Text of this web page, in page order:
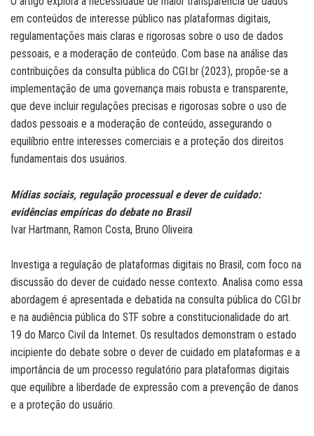
em conteúdos de interesse público nas plataformas digitais,
regulamentações mais claras e rigorosas sobre o uso de dados
pessoais, e a moderação de conteúdo. Com base na análise das
contribuições da consulta pública do CGI.br (2023), propõe-se a
implementação de uma governança mais robusta e transparente,
que deve incluir regulações precisas e rigorosas sobre o uso de
dados pessoais e a moderação de conteúdo, assegurando o
equilíbrio entre interesses comerciais e a proteção dos direitos
fundamentais dos usuários.
Mídias sociais, regulação processual e dever de cuidado:
evidências empíricas do debate no Brasil
Ivar Hartmann, Ramon Costa, Bruno Oliveira
Investiga a regulação de plataformas digitais no Brasil, com foco na
discussão do dever de cuidado nesse contexto. Analisa como essa
abordagem é apresentada e debatida na consulta pública do CGI.br
e na audiência pública do STF sobre a constitucionalidade do art.
19 do Marco Civil da Internet. Os resultados demonstram o estado
incipiente do debate sobre o dever de cuidado em plataformas e a
importância de um processo regulatório para plataformas digitais
que equilibre a liberdade de expressão com a prevenção de danos
e a proteção do usuário.